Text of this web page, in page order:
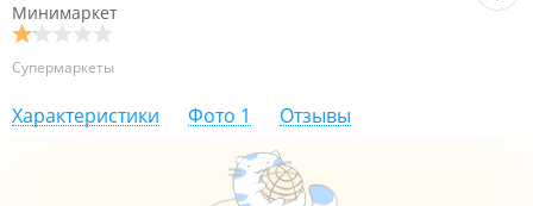
Минимаркет
Супермаркеты
Характеристики Фото 1 Отзывы